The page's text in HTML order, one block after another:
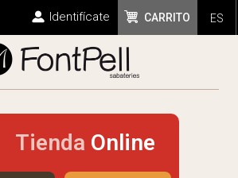
ES
CARRITO
Identifícate
Tienda Online